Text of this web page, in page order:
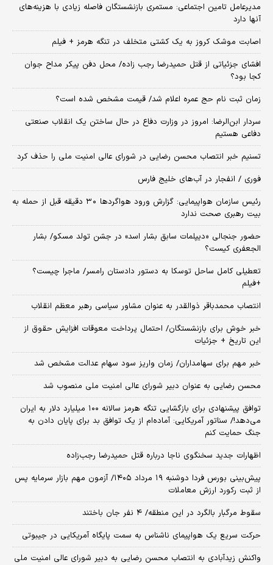
مدیرعامل تامین اجتماعی: مستمری بازنشستگان فاصله زیادی با هزینه‌های
آنها دارد
اصابت موشک کروز به یک کشتی متخلف در تنگه هرمز + فیلم
افشای جزئیاتی از قتل حمیدرضا رجب زاده/ محل دفن پیکر مداح جوان
کجا بود؟
زمان ثبت‌ نام حج عمره اعلام شد/ قیمت مشخص شده است؟
سردار ابن‌الرضا: امروز در وزارت دفاع در حال ساختن یک انقلاب صنعتی
دفاعی هستیم
تسنیم خبر انتصاب محسن رضایی در شورای عالی امنیت ملی را حذف کرد
فوری / انفجار در آب‌های خلیج فارس
رئیس سازمان هواپیمایی: گزارش ورود هواگردها ٣٠ دقیقه قبل از حمله به
بیت رهبری صحت ندارد
حضور جنجالی «دیپلمات سابق بشار اسد» در جشن تولد مسکو/ بشار
الجعفری کیست؟
تعطیلی کامل ساحل توسکا به دستور دادستان رامسر/ ماجرا چیست؟
+فیلم
انتصاب محمدباقر ذوالقدر به عنوان مشاور سیاسی رهبر معظم انقلاب
خبر خوش برای بازنشستگان/ احتمال پرداخت معوقات افزایش حقوق از
این تاریخ + جزئیات
خبر مهم برای سهامداران/ زمان واریز سود سهام عدالت مشخص شد
محسن رضایی به عنوان دبیر شورای عالی امنیت ملی منصوب شد
توافق پیشنهادی برای بازگشایی تنگه هرمز سالانه ۱۰۰ میلیارد دلار به ایران
می‌دهد!/ سناتور آمریکایی: آماده‌ام از یک توافق بد برای پایان دادن به
جنگ حمایت کنم
اظهارات جدید سخنگوی ناجا درباره قتل حمیدرضا رجب‌زاده
​پیش‌بینی بورس فردا دوشنبه ۱۹ مرداد ۱۴۰۵/ آزمون مهم بازار سرمایه پس
از ثبت رکورد ارزش معاملات
سقوط مرگبار بالگرد در این منطقه/ ۴ نفر جان باختند
حرکت سریع یک هواپیمای ناشناس به سمت پایگاه آمریکایی در جیبوتی
واکنش زیدآبادی به انتصاب محسن رضایی به دبیر شورای عالی امنیت ملی